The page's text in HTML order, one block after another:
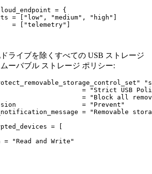
= {
= ["low", "medium", "high"]
= ["telemetry"]
ライブを除くすべての USB ストレージ
ーバブル ストレージ ポリシー:
= "Strict USB
= "Block all
= "Prevent"
= "Removable
= [
= "Read and Write"